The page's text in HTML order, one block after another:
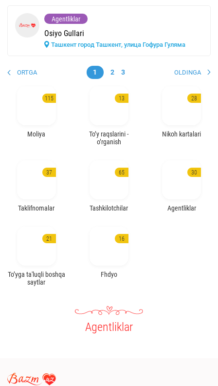
Agentliklar
Osiyo Gullari
Ташкент город Ташкент, улица Гофура Гуляма
ORTGA 1 2 3 OLDINGA
115
Moliya
13
To’y raqslarini -
o’rganish
28
Nikoh kartalari
37
Taklifnomalar
65
Tashkilotchilar
30
Agentliklar
21
To’yga ta'luqli boshqa
saytlar
16
Fhdyo
Agentliklar